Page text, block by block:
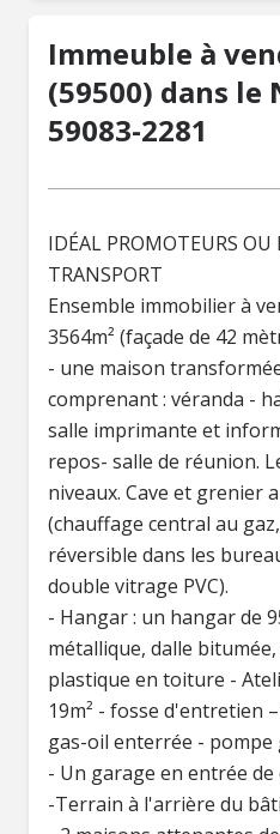
Immeuble à
(59500) dans le
59083-2281
IDÉAL PROMOTEURS OU
TRANSPORT
Ensemble immobilier à
3564m² (façade de 42
- une maison
comprenant : véranda -
salle imprimante et
repos- salle de réunion.
niveaux. Cave et grenier
(chauffage central au
réversible dans les
double vitrage PVC).
- Hangar : un hangar de
métallique, dalle
plastique en toiture -
19m² - fosse d'entretien
gas-oil enterrée - pompe
- Un garage en entrée de
-Terrain à l'arrière du